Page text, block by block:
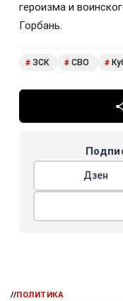
героизма и
Горбань.
# ЗСК # СВО #
Дзен
//ПОЛИТИКА